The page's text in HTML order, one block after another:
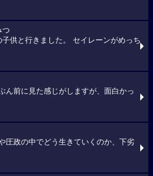
つ
供と行きました。 セイレーンがめっち
ん前に見た感じがしますが、面白かっ
圧政の中でどう生きていくのか、下劣